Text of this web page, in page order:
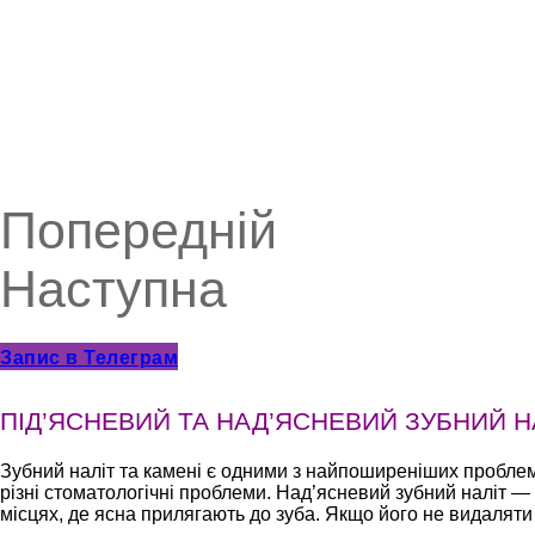
Попередній
Наступна
Запис в Телеграм
ПІД’ЯСНЕВИЙ ТА НАД’ЯСНЕВИЙ ЗУБНИЙ
Зубний наліт та камені є одними з найпоширеніших
різні стоматологічні проблеми. Над’ясневий зубний наліт
місцях, де ясна прилягають до зуба. Якщо його не видаляти